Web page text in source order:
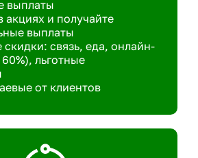
выплаты
акциях и получайте
выплаты
скидки: связь, еда, онлайн-
льготные
от клиентов